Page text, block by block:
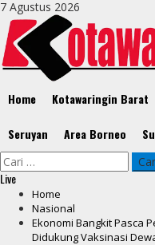
Skip
to
content
7 Agustus 2026
Menu
Home Kotawaringin Barat
Seruyan Area Borneo
Cari
untuk:
Live
Home
Nasional
Ekonomi Bangkit Pasca
Didukung Vaksinasi